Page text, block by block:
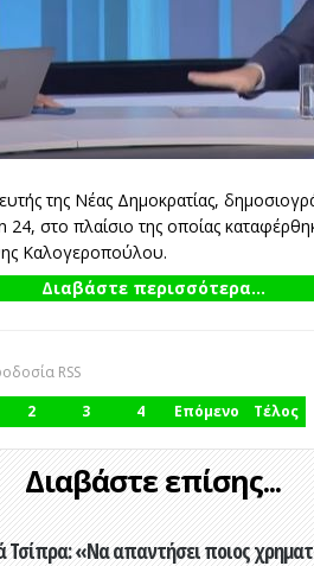
της Νέας Δημοκρατίας,
στο πλαίσιο της οποίας
Καλογεροπούλου.
Διαβάστε περισσότερα...
RSS
2 3 4 Επόμενο Τέλος
Διαβάστε επίσης...
«Να απαντήσει ποιος